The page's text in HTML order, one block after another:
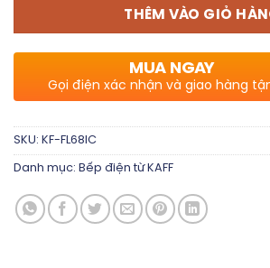
THÊM VÀO GIỎ
MUA NGAY
Gọi điện xác nhận và giao hàng
SKU: KF-FL68IC
Danh mục: Bếp điện từ KAFF